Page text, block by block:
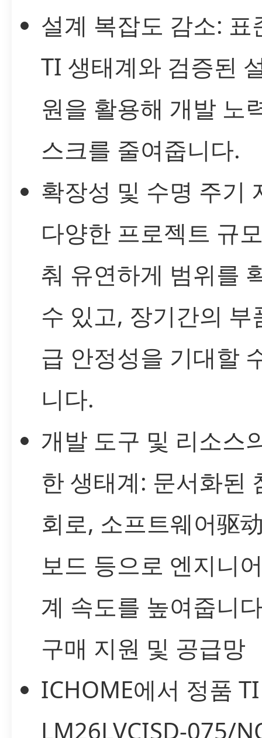
설계 복잡도 감소: 표
TI 생태계와 검증된
원을 활용해 개발 노
스크를 줄여줍니다.
확장성 및 수명 주기
다양한 프로젝트 규
춰 유연하게 범위를
수 있고, 장기간의 부
급 안정성을 기대할
니다.
개발 도구 및 리소스
한 생태계: 문서화된
회로, 소프트웨어驱
보드 등으로 엔지니
계 속도를 높여줍니
구매 지원 및 공급망
ICHOME에서 정품 TI
LM26LVCISD-075/